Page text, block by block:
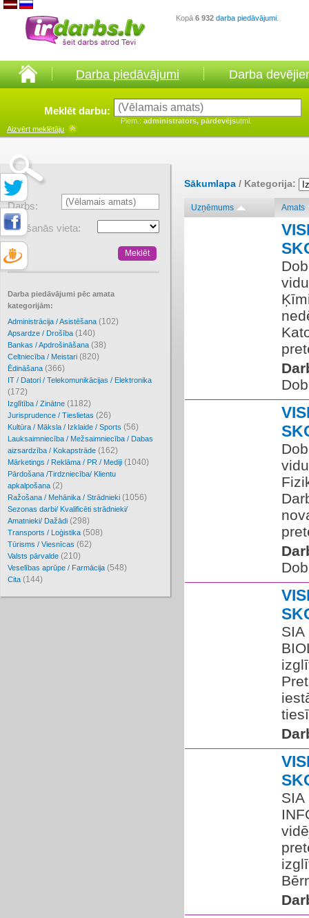
Kopā 6 932 darba piedāvājumi
Darba piedāvājumi Darba
Meklēt darbu:
Piem.: administrators, pārdevējsutml.
Aizvērt meklētāju
Darbs:
Atrašanās vieta:
Darba piedāvājumi pēc amata
kategorijām:
Administrācija / Asistēšana (102)
Apsardze / Drošība (140)
Bankas / Apdrošināšana (38)
Celtniecība / Meistari (820)
Ēdināšana (366)
IT / Datori / Telekomunikācijas / Elektronika
(172)
Izglītība / Zinātne (1182)
Jurisprudence / Tieslietas (26)
Kultūra / Māksla / Izklaide / Sports (56)
Lauksaimniecība / Mežsaimniecība / Dabas
aizsardzība / Kokapstrāde (162)
Mārketings / Reklāma / PR / Mediji (1040)
Pārdošana /Tirdzniecība/ Klientu
apkalpošana (2)
Ražošana / Mehānika / Strādnieki (1056)
Sezonas darbi/ Kvalificēti strādnieki/
Amatnieki/ Dažādi (298)
Transports / Loģistika (508)
Tūrisms / Viesnīcas (62)
Valsts pārvalde (210)
Veselības aprūpe / Farmācija (548)
Cita (144)
Sākumlapa / Kategorija:
Uzņēmums Amats
SIA
SIA